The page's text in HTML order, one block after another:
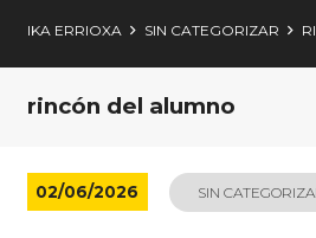
IKA ERRIOXA SIN CATEGORIZAR
rincón del alumno
02/06/2026 SIN